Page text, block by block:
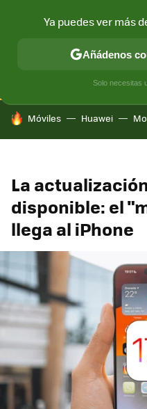
CONECTIVIDAD MÓVIL Y
HOY SE HABLA DE
Móviles Huawei
La actualización
disponible: el
llega al iPhone
Ya puedes ver más
Añádenos
Solo necesitas